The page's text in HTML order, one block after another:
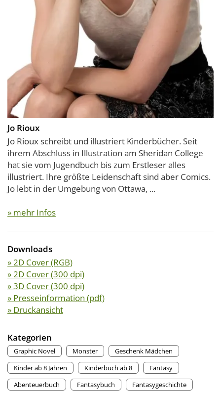
Jo Rioux
Jo Rioux schreibt und illustriert Kinderbücher. Seit
ihrem Abschluss in Illustration am Sheridan College
hat sie vom Jugendbuch bis zum Erstleser alles
illustriert. Ihre größte Leidenschaft sind aber Comics.
Jo lebt in der Umgebung von Ottawa, ...
» mehr Infos
Downloads
» 2D Cover (RGB)
» 2D Cover (300 dpi)
» 3D Cover (300 dpi)
» Presseinformation (pdf)
» Druckansicht
Kategorien
Graphic Novel Monster
Geschenk Mädchen
Kinder ab 8 Jahren
Kinderbuch ab 8
Fantasy
Abenteuerbuch
Fantasybuch
Fantasygeschichte